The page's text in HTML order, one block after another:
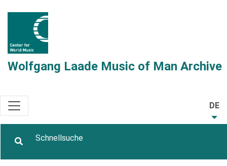
Wolfgang Laade Music of Man Archive
DE